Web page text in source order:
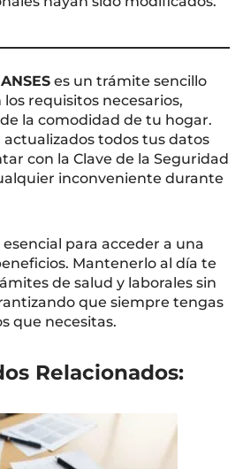
es un trámite sencillo
requisitos necesarios,
la comodidad de tu hogar.
todos tus datos
con la Clave de la Seguridad
inconveniente durante
para acceder a una
Mantenerlo al día te
de salud y laborales sin
que siempre tengas
que necesitas.
Relacionados: